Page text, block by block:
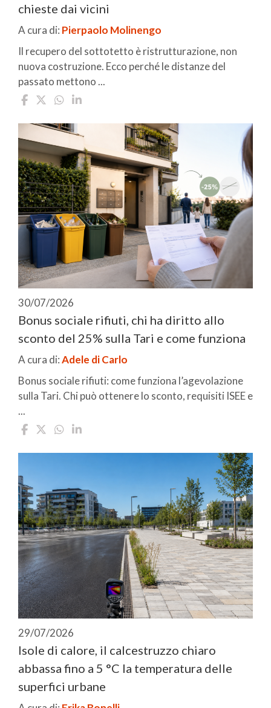
chieste dai vicini
A cura di: Pierpaolo Molinengo
Il recupero del sottotetto è ristrutturazione, non
nuova costruzione. Ecco perché le distanze del
passato mettono ...
30/07/2026
Bonus sociale rifiuti, chi ha diritto allo
sconto del 25% sulla Tari e come funziona
A cura di:Adele di Carlo
Bonus sociale rifiuti: come funziona l’agevolazione
sulla Tari. Chi può ottenere lo sconto, requisiti ISEE e
...
29/07/2026
Isole di calore, il calcestruzzo chiaro
abbassa fino a 5 °C la temperatura delle
superfici urbane